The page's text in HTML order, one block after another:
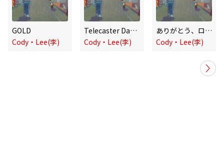
GOLD
Cody・Lee(李)
Telecaster Dancing
Cody・Lee(李)
ありがとう、ロックンロール
Cody・Lee(李)